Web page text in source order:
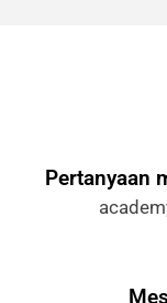
Pertanyaan